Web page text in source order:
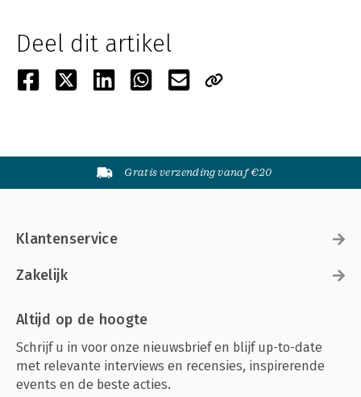
Deel dit artikel
Gratis verzending vanaf €20
Klantenservice
Zakelijk
Altijd op de hoogte
Schrijf u in voor onze nieuwsbrief en blijf up-to-date
met relevante interviews en recensies, inspirerende
events en de beste acties.